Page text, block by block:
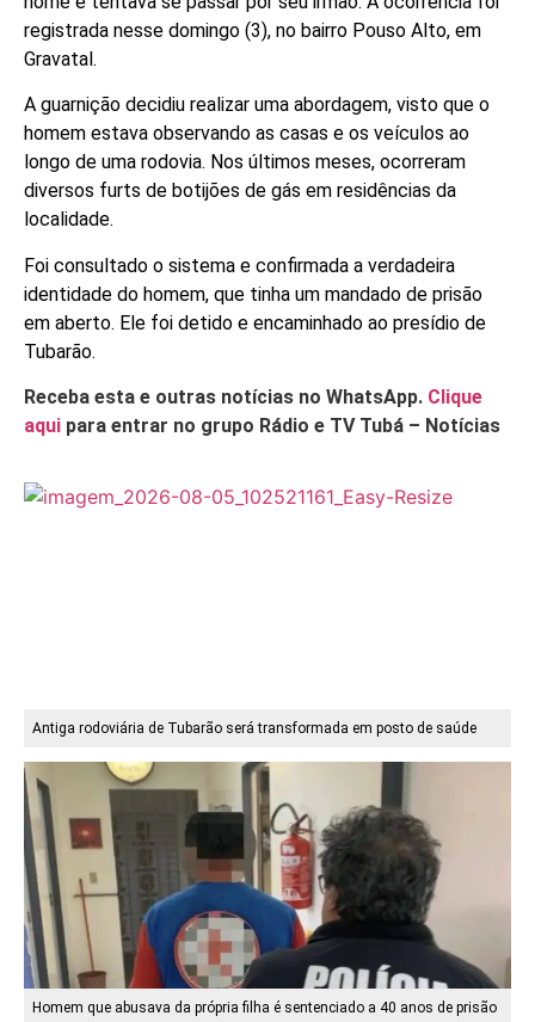
registrada nesse domingo (3), no bairro Pouso Alto, em
Gravatal.
A guarnição decidiu realizar uma abordagem, visto que o
homem estava observando as casas e os veículos ao
longo de uma rodovia. Nos últimos meses, ocorreram
diversos furts de botijões de gás em residências da
localidade.
Foi consultado o sistema e confirmada a verdadeira
identidade do homem, que tinha um mandado de prisão
em aberto. Ele foi detido e encaminhado ao presídio de
Tubarão.
Receba esta e outras notícias no WhatsApp. Clique
aqui para entrar no grupo Rádio e TV Tubá – Notícias
Antiga rodoviária de Tubarão será transformada em posto de saúde
Homem que abusava da própria filha é sentenciado a 40 anos de prisão